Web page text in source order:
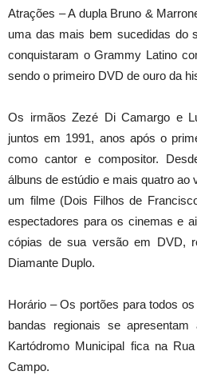
Atrações – A dupla Bruno &
uma das mais bem sucedidas do
conquistaram o Grammy Latino
sendo o primeiro DVD de ouro da
Os irmãos Zezé Di Camargo e
juntos em 1991, anos após o
como cantor e compositor.
álbuns de estúdio e mais quatro ao
um filme (Dois Filhos de
espectadores para os cinemas e
cópias de sua versão em DVD,
Diamante Duplo.
Horário – Os portões para todos
bandas regionais se
Kartódromo Municipal fica na
Campo.